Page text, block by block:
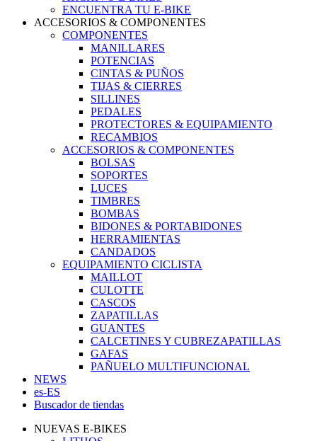
ENCUENTRA TU E-BIKE
ACCESORIOS & COMPONENTES
COMPONENTES
MANILLARES
POTENCIAS
CINTAS & PUÑOS
TIJAS & CIERRES
SILLINES
PEDALES
PROTECTORES & EQUIPAMIENTO
RECAMBIOS
ACCESORIOS & COMPONENTES
BOLSAS
SOPORTES
LUCES
TIMBRES
BOMBAS
BIDONES & PORTABIDONES
HERRAMIENTAS
CANDADOS
EQUIPAMIENTO CICLISTA
MAILLOT
CULOTTE
CASCOS
ZAPATILLAS
GUANTES
CALCETINES Y CUBREZAPATILLAS
GAFAS
PAÑUELO MULTIFUNCIONAL
NEWS
es-ES
Buscador de tiendas
NUEVAS E-BIKES